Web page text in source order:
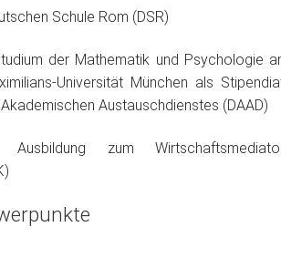
Schule Rom (DSR)
der Mathematik und Psychologie
Universität München als
Austauschdienstes (DAAD)
zum